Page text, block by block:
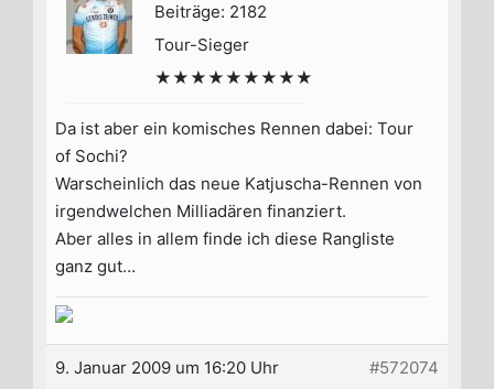
Beiträge: 2182
Tour-Sieger
★★★★★★★★★
Da ist aber ein komisches Rennen dabei: Tour
of Sochi?
Warscheinlich das neue Katjuscha-Rennen von
irgendwelchen Milliadären finanziert.
Aber alles in allem finde ich diese Rangliste
ganz gut…
9. Januar 2009 um 16:20 Uhr #572074